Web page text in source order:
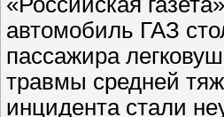
автомобиль ГАЗ
пассажира
травмы средней
инцидента стали